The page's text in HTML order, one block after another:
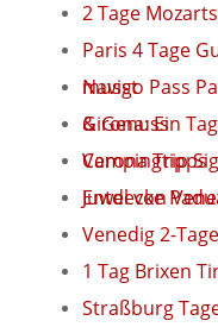
2 Tage
Paris 4 Tage
Navigo Pass Paris – Alles, was du wissen musst
Girona: Ein Tagesausflug voller Geschichte & Genuss
Verona Trip Sights mit Karte und Campingtipps
Entdecke Padua – urtypisch, kulturelles Juwel
Venedig 2-
1 Tag Brixen
Straßburg